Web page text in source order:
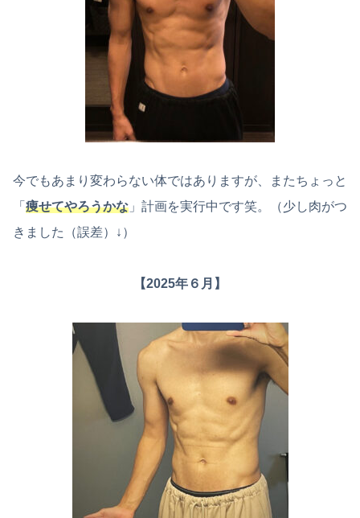
今でもあまり変わらない体ではありますが、またちょっと
「 痩せてやろうかな 」計画を実行中です笑。（少し肉がつ
きました（誤差）↓）
【2025年６月】